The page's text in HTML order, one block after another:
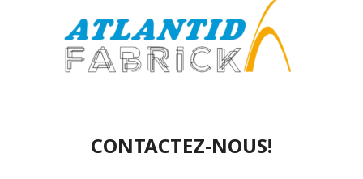
CONTACTEZ-NOUS!